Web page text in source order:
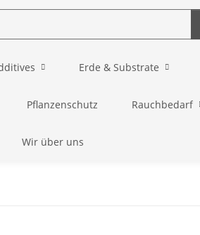
Erde & Substrate
Pflanzenschutz Rauchbedarf
Wir über uns